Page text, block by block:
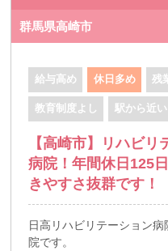
群馬県高崎市
給与高め 休日多め 残
教育制度よし 駅から近い
【高崎市】リハビ
病院！年間休日125
きやすさ抜群です！
日高リハビリテーション
院です。